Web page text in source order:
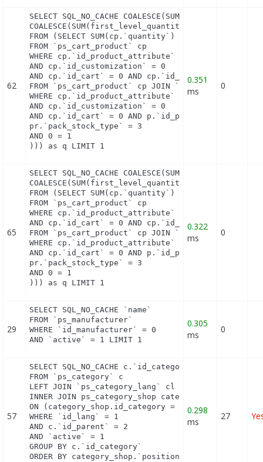
62
SELECT SQL_NO_CACHE
COALESCE(SUM(first_level_quantity), 0) as
FROM (SELECT SUM(cp.`quantity`) as
FROM `ps_cart_product` cp
WHERE cp.`id_product_attribute` = 0
AND cp.`id_customization` = 0
AND cp.`id_cart` = 0 AND cp.`id_product` = 19
FROM `ps_cart_product` cp JOIN `ps_pack` p ON
WHERE cp.`id_product_attribute` = 0
AND cp.`id_customization` = 0
AND cp.`id_cart` = 0 AND p.`id_product_item` =
pr.`pack_stock_type` = 3
AND 0 = 1
))) as q LIMIT 1
0.351
ms
0
65
SELECT SQL_NO_CACHE
COALESCE(SUM(first_level_quantity), 0) as
FROM (SELECT SUM(cp.`quantity`) as
FROM `ps_cart_product` cp
WHERE cp.`id_product_attribute` = 0
AND cp.`id_cart` = 0 AND cp.`id_product` = 19
FROM `ps_cart_product` cp JOIN `ps_pack` p ON
WHERE cp.`id_product_attribute` = 0
AND cp.`id_cart` = 0 AND p.`id_product_item` =
pr.`pack_stock_type` = 3
AND 0 = 1
))) as q LIMIT 1
0.322
ms
0
29
SELECT SQL_NO_CACHE `name`
FROM `ps_manufacturer`
WHERE `id_manufacturer` = 0
AND `active` = 1 LIMIT 1
0.305
ms
0
57
SELECT SQL_NO_CACHE c.`id_category`,
FROM `ps_category` c
LEFT JOIN `ps_category_lang` cl ON
INNER JOIN ps_category_shop category_shop
ON (category_shop.id_category = c.id_category
WHERE `id_lang` = 1
AND c.`id_parent` = 2
AND `active` = 1
GROUP BY c.`id_category`
ORDER BY category_shop.`position` ASC
0.298
ms
27